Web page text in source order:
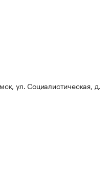
ул. Социалистическая, д.